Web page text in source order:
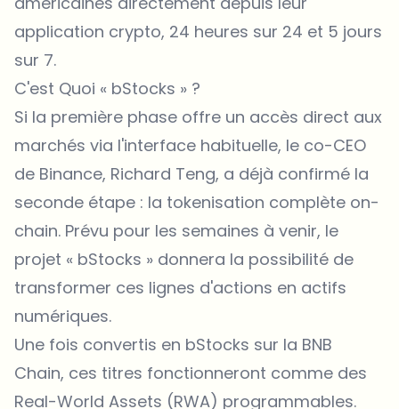
application crypto, 24 heures sur 24 et 5 jours
sur 7.
C'est Quoi « bStocks » ?
Si la première phase offre un accès direct aux
marchés via l'interface habituelle, le co-CEO
de Binance, Richard Teng, a déjà confirmé la
seconde étape : la tokenisation complète on-
chain. Prévu pour les semaines à venir, le
projet « bStocks » donnera la possibilité de
transformer ces lignes d'actions en actifs
numériques.
Une fois convertis en bStocks sur la BNB
Chain, ces titres fonctionneront comme des
Real-World Assets (RWA) programmables.